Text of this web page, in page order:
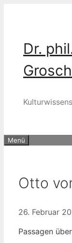
Dr.
Menü
Otto
26. Februar
Pas­sa­gen